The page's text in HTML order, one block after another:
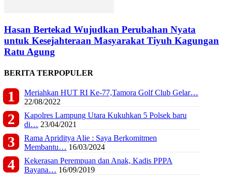
Hasan Bertekad Wujudkan Perubahan Nyata
untuk Kesejahteraan Masyarakat Tiyuh Kagungan
Ratu Agung
BERITA TERPOPULER
Meriahkan HUT RI Ke-77,Tamora Golf Club Gelar…
22/08/2022
Kapolres Lampung Utara Kukuhkan 5 Polsek baru
di… 23/04/2021
Rama Apriditya Alie : Saya Berkomitmen
Membantu… 16/03/2024
Kekerasan Perempuan dan Anak, Kadis PPPA
Bayana… 16/09/2019